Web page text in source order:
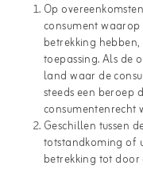
Op
consument
betrekking
toepassing. Als de
land waar de
steeds een beroep
consumentenrecht
Geschillen tussen
totstandkoming of
betrekking tot